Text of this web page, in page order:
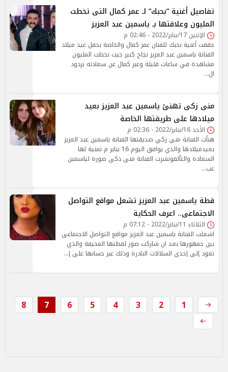
تفاصيل أغنية ”بحبك” لـ عمر كمال التى تخطت
المليون وعلاقتها بـ ياسمين عبد العزيز
الإثنين 17/يناير/2022 - 02:46 م
حققت أغنية بحبك للفنان عمر كمال والخاصة بحفل عيد ميلاد
الفنانة ياسمين عبد العزيز نجاح كبير حيث تخطت المليون
مشاهدة في ساعات قليلة وعبر كمال عن سعادته بردود
ال…
منى زكى تهنئ ياسمين عبد العزيز بعيد
ميلادها على طريقتها الخاصة
الأحد 16/يناير/2022 - 02:36 م
هنأت الفنانة منى زكي صديقتها الفنانة ياسمين عبد العزيز
بعيدميلادها والذي يوافق اليوم 16 يناير م تمنية لها
السعادة والتألقونشرت الفنانة منى ذكي صورة لياسمين
عب…
قطة ياسمين عبد العزيز تشعل مواقع التواصل
الاجتماعى.. اعرف الحكاية
الثلاثاء 11/يناير/2022 - 07:12 م
اشعلت الفنانة ياسمين عبد العزيز مواقع التواصل الاجتماعى
بين جمهورها بعد ان شاركت صور لقطتها المخيفة والذي
تعود إلى إحدى السلالات النادرة وذلك عبر حسابها على إ…
1
2
3
4
5
6
7
8